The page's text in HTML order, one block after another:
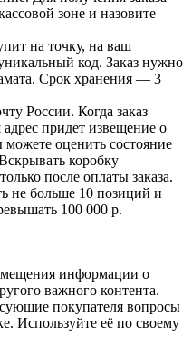
зоне и назовите
на точку, на ваш
код. Заказ нужно
Срок хранения — 3
России. Когда заказ
придет извещение о
оценить состояние
коробку
после оплаты заказа.
не больше 10 позиций и
100 000 р.
информации о
важного контента.
покупателя вопросы
Используйте её по своему